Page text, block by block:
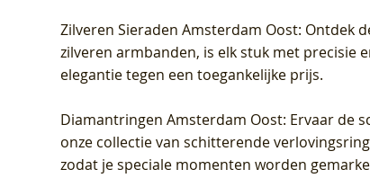
Zilveren Sieraden Amsterdam Oost: Ontdek
zilveren armbanden, is elk stuk met precisie
elegantie tegen een toegankelijke prijs.
Diamantringen Amsterdam Oost: Ervaar de
onze collectie van schitterende
zodat je speciale momenten worden